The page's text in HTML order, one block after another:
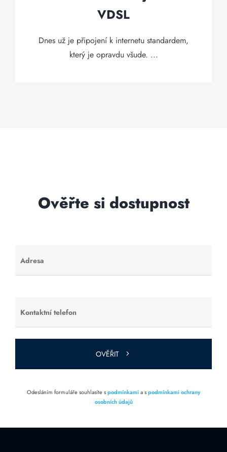
VDSL
Dnes už je připojení k internetu standardem,
který je opravdu všude. ...
Ověřte si dostupnost
Adresa
Ponechte
toto pole
Kontaktní telefon
Ponechte
toto pole
prázdné.
OVĚŘIT
Odesláním formuláře souhlasíte spodmínkamia spodmínkami ochrany
osobních údajů